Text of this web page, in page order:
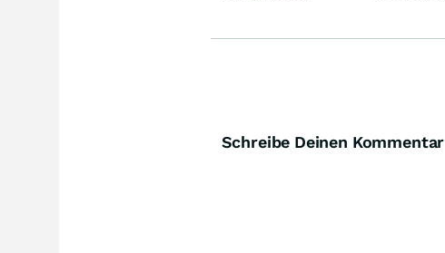
Schreibe Deinen Kommentar